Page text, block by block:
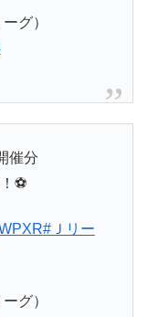
グ）
催分
⚽️
#Ｊリー
グ）